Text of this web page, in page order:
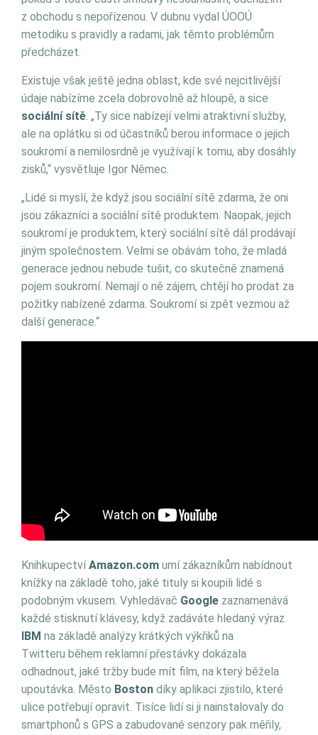
z obchodu s nepořízenou. V dubnu vydal ÚOOÚ
metodiku s pravidly a radami, jak těmto problémům
předcházet.
Existuje však ještě jedna oblast, kde své nejcitlivější
údaje nabízíme zcela dobrovolně až hloupě, a sice
sociální sítě. „Ty sice nabízejí velmi atraktivní služby,
ale na oplátku si od účastníků berou informace o jejich
soukromí a nemilosrdně je využívají k tomu, aby dosáhly
zisků,“ vysvětluje Igor Němec.
„Lidé si myslí, že když jsou sociální sítě zdarma, že oni
jsou zákazníci a sociální sítě produktem. Naopak, jejich
soukromí je produktem, který sociální sítě dál prodávají
jiným společnostem. Velmi se obávám toho, že mladá
generace jednou nebude tušit, co skutečně znamená
pojem soukromí. Nemají o ně zájem, chtějí ho prodat za
požitky nabízené zdarma. Soukromí si zpět vezmou až
další generace.“
KnihkupectvíAmazon.com umí zákazníkům nabídnout
knížky na základě toho, jaké tituly si koupili lidé s
podobným vkusem. Vyhledávač Google zaznamenává
každé stisknutí klávesy, když zadáváte hledaný výraz.
IBM na základě analýzy krátkých výkřiků na
Twitteru během reklamní přestávky dokázala
odhadnout, jaké tržby bude mít film, na který běžela
upoutávka. Město Boston díky aplikaci zjistilo, které
ulice potřebují opravit. Tisíce lidí si ji nainstalovaly do
smartphonů s GPS a zabudované senzory pak měřily,